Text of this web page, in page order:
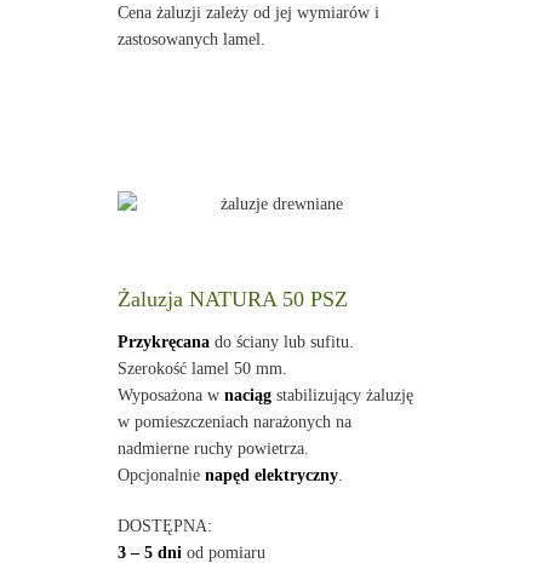
Cena żaluzji zależy od jej wymiarów i
zastosowanych lamel.
Żaluzja NATURA 50 PSZ
Przykręcanado ściany lub sufitu.
Szerokość lamel 50 mm.
Wyposażona w naciągstabilizujący żaluzję
w pomieszczeniach narażonych na
nadmierne ruchy powietrza.
Opcjonalnie napęd elektryczny.
DOSTĘPNA:
3 – 5 dni od pomiaru